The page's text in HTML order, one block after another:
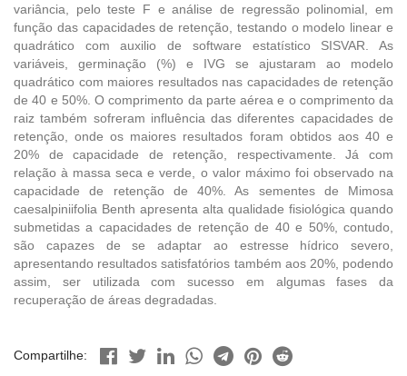
variância, pelo teste F e análise de regressão polinomial, em
função das capacidades de retenção, testando o modelo linear e
quadrático com auxilio de software estatístico SISVAR. As
variáveis, germinação (%) e IVG se ajustaram ao modelo
quadrático com maiores resultados nas capacidades de retenção
de 40 e 50%. O comprimento da parte aérea e o comprimento da
raiz também sofreram influência das diferentes capacidades de
retenção, onde os maiores resultados foram obtidos aos 40 e
20% de capacidade de retenção, respectivamente. Já com
relação à massa seca e verde, o valor máximo foi observado na
capacidade de retenção de 40%. As sementes de Mimosa
caesalpiniifolia Benth apresenta alta qualidade fisiológica quando
submetidas a capacidades de retenção de 40 e 50%, contudo,
são capazes de se adaptar ao estresse hídrico severo,
apresentando resultados satisfatórios também aos 20%, podendo
assim, ser utilizada com sucesso em algumas fases da
recuperação de áreas degradadas.
Compartilhe: